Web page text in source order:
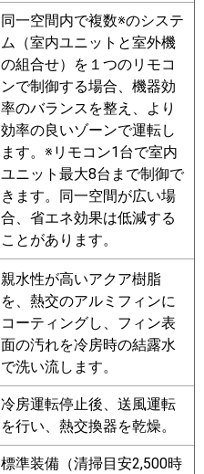
同一空間内で複数※のシステ
ム（室内ユニットと室外機
の組合せ）を１つのリモコ
ンで制御する場合、機器効
率のバランスを整え、より
効率の良いゾーンで運転し
ます。※リモコン1台で室内
ユニット最大8台まで制御で
きます。同一空間が広い場
合、省エネ効果は低減する
ことがあります。
親水性が高いアクア樹脂
を、熱交のアルミフィンに
コーティングし、フィン表
面の汚れを冷房時の結露水
で洗い流します。
冷房運転停止後、送風運転
を行い、熱交換器を乾燥。
標準装備（清掃目安2,500時